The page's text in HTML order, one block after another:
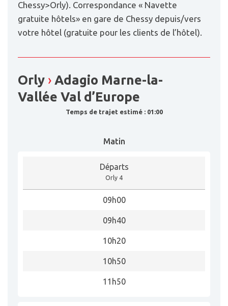
Chessy>Orly). Correspondance « Navette
gratuite hôtels» en gare de Chessy depuis/vers
votre hôtel (gratuite pour les clients de l’hôtel).
Orly › Adagio Marne-la-
Vallée Val d’Europe
Temps de trajet estimé : 01:00
Matin
Départs
Orly 4
09h00
09h40
10h20
10h50
11h50